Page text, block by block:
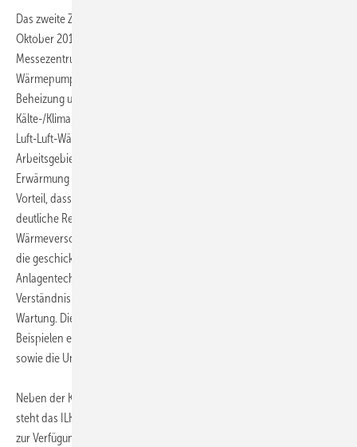
Das zweite ZVKKW-Symposium findet am Vortag der Chillventa am 12.
Oktober 2010 im
Messezentrum Nürnberg statt. Hier ist das Thema: Die Luft-Luft-
Wärmepumpe (VRF) zur
Beheizung und Klimatisierung von Gewerbeimmobilien. Für den
Kälte-/Klima-Fachmann ist die Erwärmung und Klimatisierung durch
Luft-Luft-Wärmepumpen ein wichtiges und zukunftsträchtiges
Arbeitsgebiet. Die Nutzung der Luft-Luft-Wärmepumpen für die
Erwärmung wie auch Klimatisierung bietet in der Anlagentechnik den
Vorteil, dass hier nur eine Anlage installiert werden muss, die eine
deutliche Reduktion der CO2-Emission ermöglicht,
Wärmeverschiebung innerhalb eines Gebäudes realisiert und auch
die geschickte Wärmerückgewinnung der Abluft ermöglicht. Diese
Anlagentechnik erfordert natürlich ein solides Grundwissen zum
Verständnis der Technologie, der Auslegung, dem Betrieb und der
Wartung. Die Darstellung dieser Systeme in der aktuellen EnEV wird an
Beispielen erläutert. Technik, Investitionen, Wirtschaftlichkeit, EnEV
sowie die Umweltfreundlichkeit sind die Themen dieses Symposiums.
Neben der Kompetenz der Firmenreferenten verschiedener Hersteller
steht das ILK Dresden
zur Verfügung, vertreten durch Herrn Professor Dr.-Ing. Uwe Franzke,